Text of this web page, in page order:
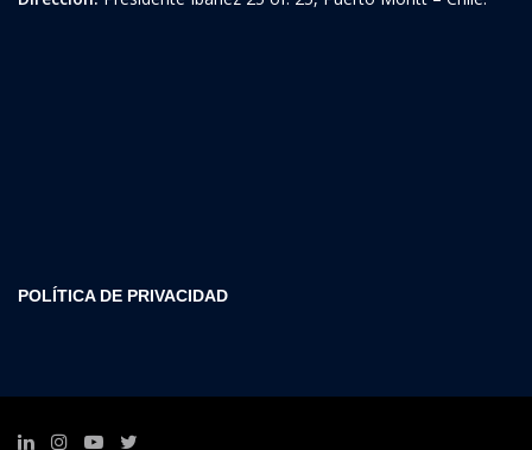
POLÍTICA DE PRIVACIDAD